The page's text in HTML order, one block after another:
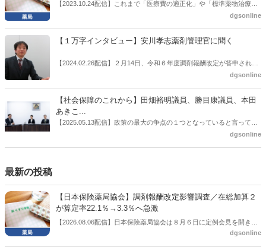
の、薬剤師業界の強い危機感の裏返しといってもいいだろう。本稿で
【2023.10.24配信】これまで「医療費の適正化」や「標準薬物治療の
推進」などが目的とされることが多かった地域フォーミュラリの作
た。医薬品の安定供給確保だ。10月22日に開かれた「日本フォーミュ
飯田市）は、会員薬局から安定供給確保への強い要望があったことを
受け、安定供給確保が見込めるPPI３成分について銘柄を含めて選定
dgsonline
【１万字インタビュー】安川孝志薬剤管理官に聞く
【2024.02.26配信】２月14日、令和６年度調剤報酬改定が答申され
た。本紙では、厚生労働省保険局医療課・薬剤管理官の安川孝志氏
dgsonline
【社会保障のこれから】田畑裕明議員、勝目康議員、本田
あきこ...
【2025.05.13配信】政策の最大の争点の１つとなっていると言っても
よいのが社会保障のこれからのあり方だ。特に与党では、政府関係者
dgsonline
最新の投稿
【日本保険薬局協会】調剤報酬改定影響調査／在総加算２
が算定率22.1％→3.3％へ急激
【2026.08.06配信】日本保険薬局協会は８月６日に定例会見を開き、
「令和８年度調剤報酬改定に係る保険薬局への影響」の調査結果を公
dgsonline